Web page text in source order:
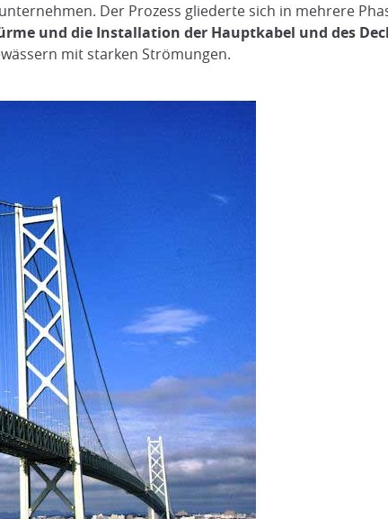
Der Prozess gliederte sich in mehrere
und die Installation der Hauptkabel und des
mit starken Strömungen.